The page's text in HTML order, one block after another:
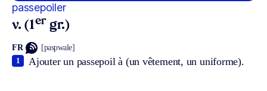
passepoiler
v. (1er gr.)
FR [paspwale]
Ajouter un passepoil à (un vêtement, un uniforme).
1